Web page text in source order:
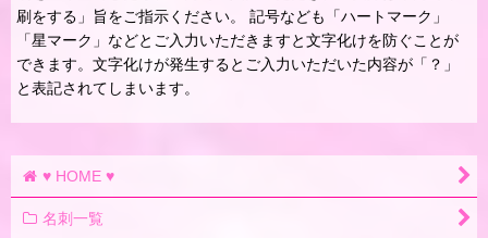
刷をする」旨をご指示ください。 記号なども「ハートマーク」
「星マーク」などとご入力いただきますと文字化けを防ぐことが
できます。文字化けが発生するとご入力いただいた内容が「？」
と表記されてしまいます。
♥ HOME ♥
名刺一覧